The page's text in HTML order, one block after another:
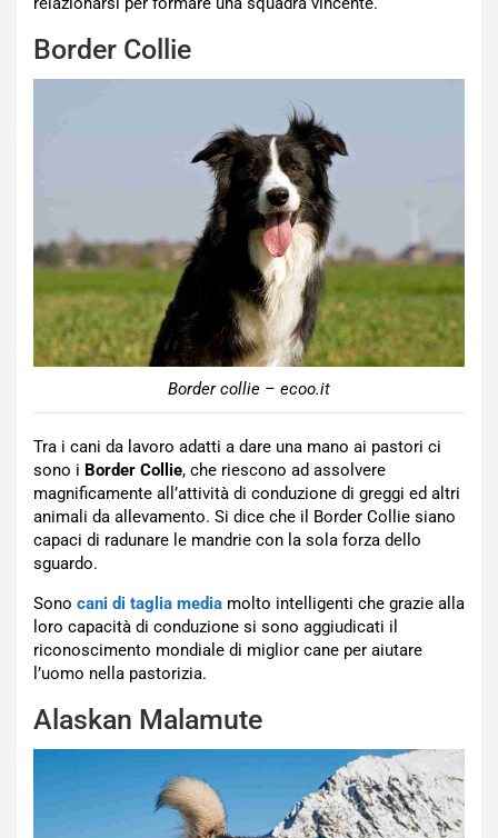
Border Collie
Border collie – ecoo.it
Tra i cani da lavoro adatti a dare una mano ai pastori ci
sono i Border Collie, che riescono ad assolvere
magnificamente all’attività di conduzione di greggi ed altri
animali da allevamento. Si dice che il Border Collie siano
capaci di radunare le mandrie con la sola forza dello
sguardo.
Sono cani di taglia media molto intelligenti che grazie alla
loro capacità di conduzione si sono aggiudicati il
riconoscimento mondiale di miglior cane per aiutare
l’uomo nella pastorizia.
Alaskan Malamute